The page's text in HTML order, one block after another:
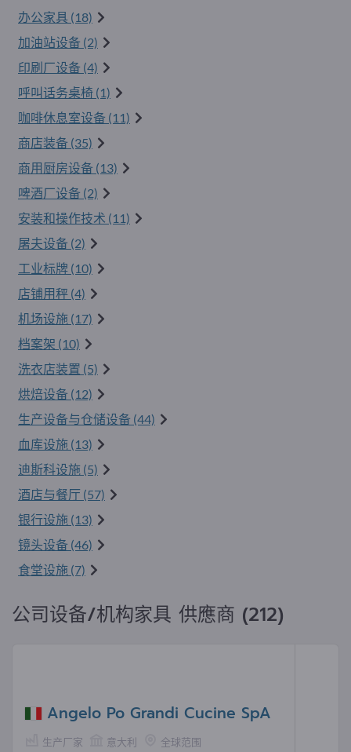
办公家具 (18)
加油站设备 (2)
印刷厂设备 (4)
呼叫话务桌椅 (1)
咖啡休息室设备 (11)
商店装备 (35)
商用厨房设备 (13)
啤酒厂设备 (2)
安装和操作技术 (11)
屠夫设备 (2)
工业标牌 (10)
店铺用秤 (4)
机场设施 (17)
档案架 (10)
洗衣店装置 (5)
烘焙设备 (12)
生产设备与仓储设备 (44)
血库设施 (13)
迪斯科设施 (5)
酒店与餐厅 (57)
银行设施 (13)
镜头设备 (46)
食堂设施 (7)
公司设备/机构家具 供應商 (212)
Angelo Po Grandi Cucine SpA
生产厂家 意大利 全球范围